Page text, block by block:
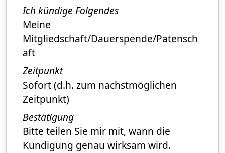
Ich kündige Folgendes
Meine
Mitgliedschaft/Dauerspende/Patensch
aft
Zeitpunkt
Sofort (d.h. zum nächstmöglichen
Zeitpunkt)
Bestätigung
Bitte teilen Sie mir mit, wann die
Kündigung genau wirksam wird.